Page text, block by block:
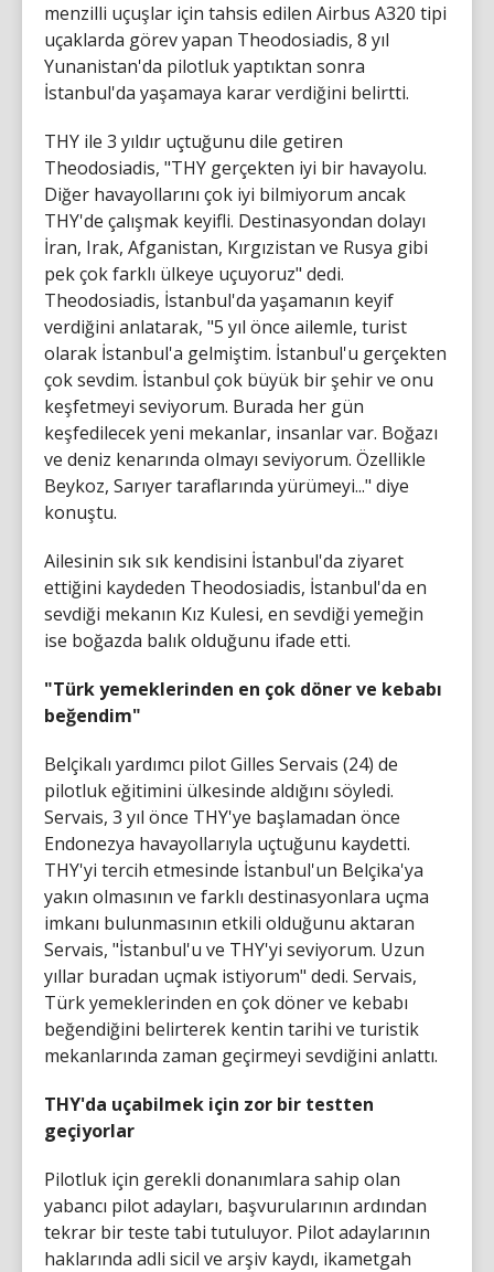
menzilli uçuşlar için tahsis edilen Airbus A320 tipi
uçaklarda görev yapan Theodosiadis, 8 yıl
Yunanistan'da pilotluk yaptıktan sonra
İstanbul'da yaşamaya karar verdiğini belirtti.
THY ile 3 yıldır uçtuğunu dile getiren
Theodosiadis, "THY gerçekten iyi bir havayolu.
Diğer havayollarını çok iyi bilmiyorum ancak
THY'de çalışmak keyifli. Destinasyondan dolayı
İran, Irak, Afganistan, Kırgızistan ve Rusya gibi
pek çok farklı ülkeye uçuyoruz" dedi.
Theodosiadis, İstanbul'da yaşamanın keyif
verdiğini anlatarak, "5 yıl önce ailemle, turist
olarak İstanbul'a gelmiştim. İstanbul'u gerçekten
çok sevdim. İstanbul çok büyük bir şehir ve onu
keşfetmeyi seviyorum. Burada her gün
keşfedilecek yeni mekanlar, insanlar var. Boğazı
ve deniz kenarında olmayı seviyorum. Özellikle
Beykoz, Sarıyer taraflarında yürümeyi..." diye
konuştu.
Ailesinin sık sık kendisini İstanbul'da ziyaret
ettiğini kaydeden Theodosiadis, İstanbul'da en
sevdiği mekanın Kız Kulesi, en sevdiği yemeğin
ise boğazda balık olduğunu ifade etti.
"Türk yemeklerinden en çok döner ve kebabı
beğendim"
Belçikalı yardımcı pilot Gilles Servais (24) de
pilotluk eğitimini ülkesinde aldığını söyledi.
Servais, 3 yıl önce THY'ye başlamadan önce
Endonezya havayollarıyla uçtuğunu kaydetti.
THY'yi tercih etmesinde İstanbul'un Belçika'ya
yakın olmasının ve farklı destinasyonlara uçma
imkanı bulunmasının etkili olduğunu aktaran
Servais, "İstanbul'u ve THY'yi seviyorum. Uzun
yıllar buradan uçmak istiyorum" dedi. Servais,
Türk yemeklerinden en çok döner ve kebabı
beğendiğini belirterek kentin tarihi ve turistik
mekanlarında zaman geçirmeyi sevdiğini anlattı.
THY'da uçabilmek için zor bir testten
geçiyorlar
Pilotluk için gerekli donanımlara sahip olan
yabancı pilot adayları, başvurularının ardından
tekrar bir teste tabi tutuluyor. Pilot adaylarının
haklarında adli sicil ve arşiv kaydı, ikametgah